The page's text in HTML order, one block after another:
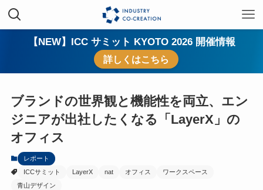
【NEW】ICC サミット KYOTO 2026 開催情報
詳しくはこちら
ブランドの世界観と機能性を両立、エン
ジニアが出社したくなる「LayerX」の
オフィス
レポート
ICCサミット
LayerX nat オフィス
ワークスペース
青山デザイン